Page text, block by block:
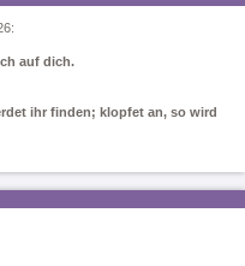
auf dich.
ihr finden; klopfet an, so wird